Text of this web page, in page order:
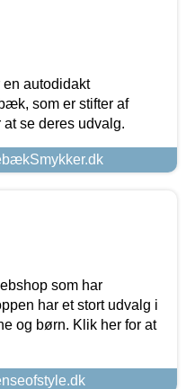
autodidakt
som er stifter af
se deres udvalg.
som har
har et stort udvalg i
og børn. Klik her for at